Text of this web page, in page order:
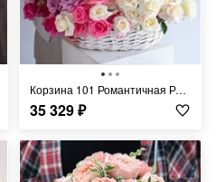
Корзина 101 Романтичная Роза
35 329₽